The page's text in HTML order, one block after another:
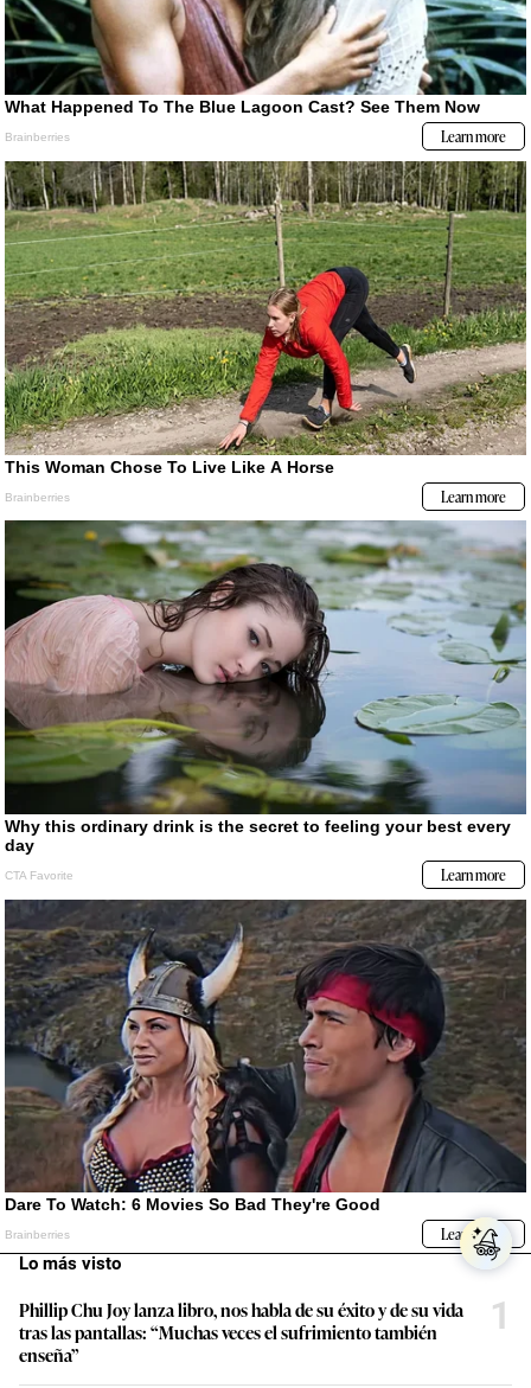
Lo más visto
Phillip Chu Joy lanza libro, nos habla de su éxito y de su vida
tras las pantallas: “Muchas veces el sufrimiento también
enseña”
1